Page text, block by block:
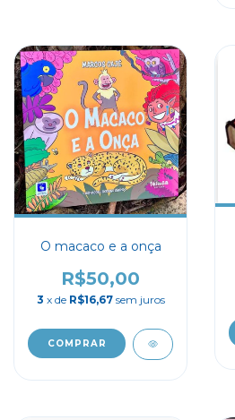
O macaco e a onça
R$50,00
3 x de R$16,67 sem juros